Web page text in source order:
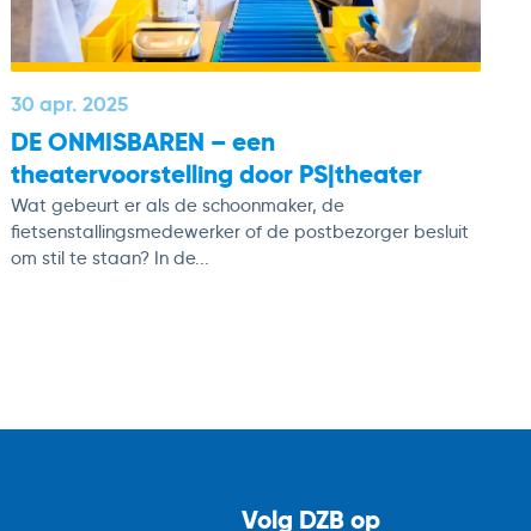
30 apr. 2025
DE ONMISBAREN – een
theatervoorstelling door PS|theater
Wat gebeurt er als de schoonmaker, de
fietsenstallingsmedewerker of de postbezorger besluit
om stil te staan? In de...
Volg DZB op